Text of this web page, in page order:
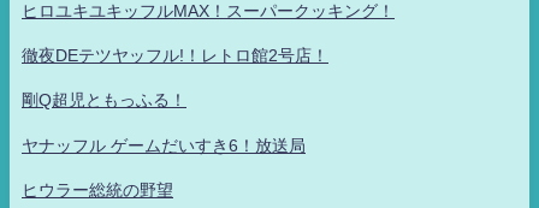
ヒロユキユキッフルMAX！スーパークッキング！
徹夜DEテツヤッフル!！レトロ館2号店！
剛Q超児ともっふる！
ヤナッフル ゲームだいすき6！放送局
ヒウラー総統の野望